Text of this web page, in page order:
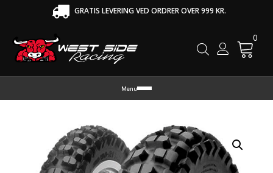
GRATIS LEVERING VED ORDRER OVER 999 KR.
0
Menu